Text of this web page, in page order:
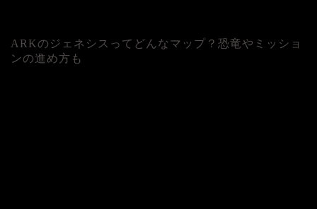
ARKのジェネシスってどんなマップ？恐竜やミッショ
ンの進め方も